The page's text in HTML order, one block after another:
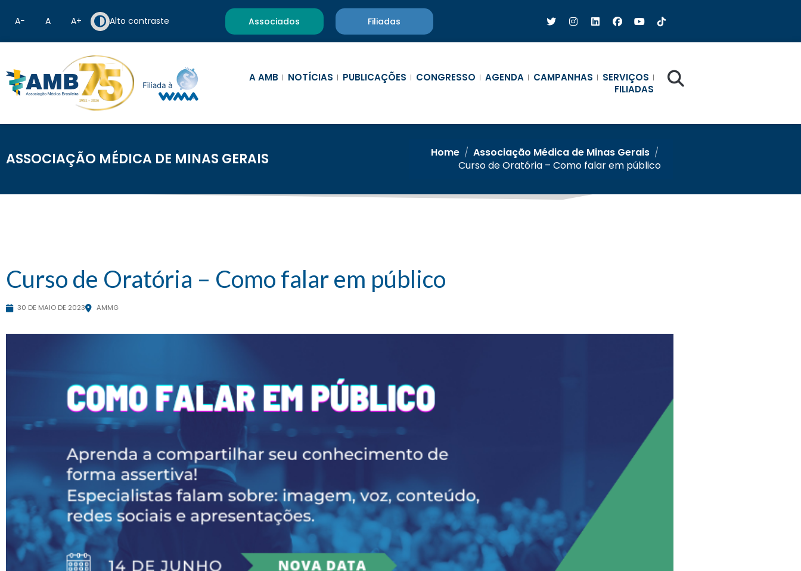
A− A A+ Alto contraste Associados Filiadas
A AMB NOTÍCIAS PUBLICAÇÕES CONGRESSO AGENDA CAMPANHAS
SERVIÇOS
FILIADAS
ASSOCIAÇÃO MÉDICA DE MINAS GERAIS Home / Associação Médica de Minas Gerais /
Curso de Oratória – Como falar em público
Curso de Oratória – Como falar em público
30 DE MAIO DE 2023 AMMG